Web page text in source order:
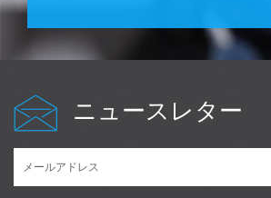
ニュースレター